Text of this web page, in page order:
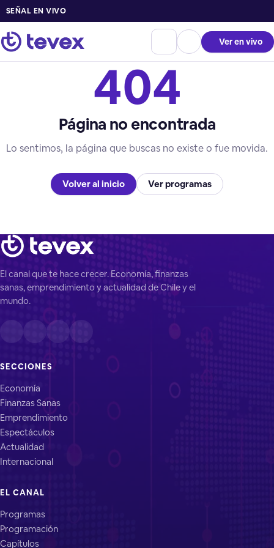
SEÑAL EN VIVO
Ver en vivo
404
Página no encontrada
Lo sentimos, la página que buscas no existe o fue movida.
Volver al inicio Ver programas
El canal que te hace crecer. Economía, finanzas
sanas, emprendimiento y actualidad de Chile y el
mundo.
SECCIONES
Economía
Finanzas Sanas
Emprendimiento
Espectáculos
Actualidad
Internacional
EL CANAL
Programas
Programación
Capítulos